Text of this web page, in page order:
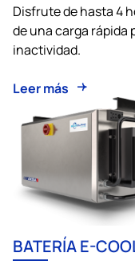
Disfrute de hasta 4
de una carga rápida
inactividad.
Leer más
BATERÍA E-